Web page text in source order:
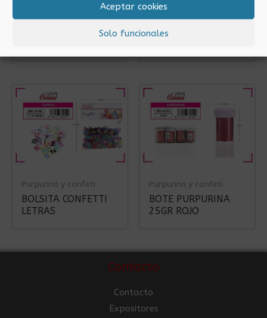
Aceptar cookies
Solo funcionales
BOTE PURPURINA
BOTE PURPURINA
Purpurina y confeti
BOLSITA CONFETTI
LETRAS
Purpurina y confeti
BOTE PURPURINA
25GR ROJO
Contacto
Contacto
Expositores